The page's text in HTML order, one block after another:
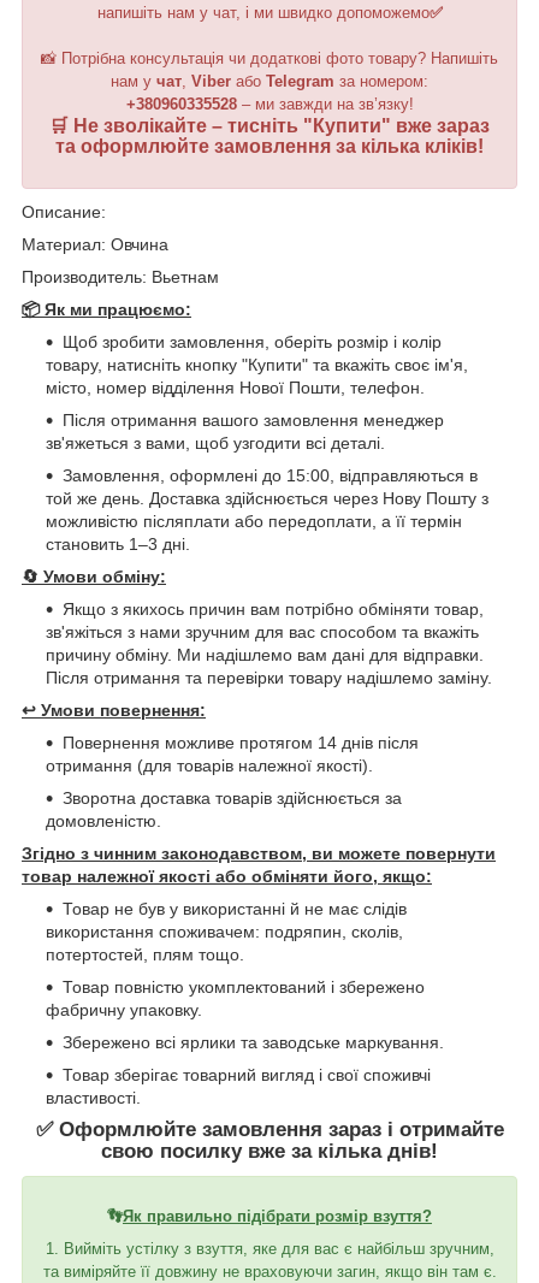
напишіть нам у чат, і ми швидко допоможемо✅
📸 Потрібна консультація чи додаткові фото товару? Напишіть
нам у чат Viber або Telegram за номером:
+380960335528– ми завжди на зв’язку!
🛒 Не зволікайте – тисніть " Купити" вже зараз
та оформлюйте замовлення за кілька кліків!
Описание:
Материал: Овчина
Производитель: Вьетнам
📦 Як ми працюємо:
Щоб зробити замовлення, оберіть розмір і колір
товару, натисніть кнопку "Купити" та вкажіть своє ім'я,
місто, номер відділення Нової Пошти, телефон.
Після отримання вашого замовлення менеджер
зв'яжеться з вами, щоб узгодити всі деталі.
Замовлення, оформлені до 15:00, відправляються в
той же день. Доставка здійснюється через Нову Пошту з
можливістю післяплати або передоплати, а її термін
становить 1–3 дні.
🔄 Умови обміну:
Якщо з якихось причин вам потрібно обміняти товар,
зв'яжіться з нами зручним для вас способом та вкажіть
причину обміну. Ми надішлемо вам дані для відправки.
Після отримання та перевірки товару надішлемо заміну.
↩️ Умови повернення:
Повернення можливе протягом 14 днів після
отримання (для товарів належної якості).
Зворотна доставка товарів здійснюється за
домовленістю.
Згідно з чинним законодавством, ви можете повернути
товар належної якості або обміняти його, якщо:
Товар не був у використанні й не має слідів
використання споживачем: подряпин, сколів,
потертостей, плям тощо.
Товар повністю укомплектований і збережено
фабричну упаковку.
Збережено всі ярлики та заводське маркування.
Товар зберігає товарний вигляд і свої споживчі
властивості.
✅ Оформлюйте замовлення зараз і отримайте
свою посилку вже за кілька днів!
👣Як правильно підібрати розмір взуття?
1. Вийміть устілку з взуття, яке для вас є найбільш зручним,
та виміряйте її довжину не враховуючи загин, якщо він там є.